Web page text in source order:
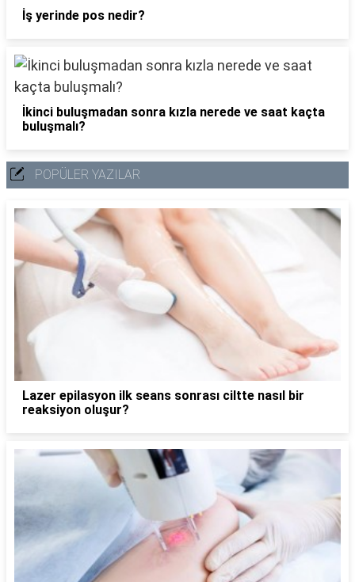
İş yerinde pos nedir?
İkinci buluşmadan sonra kızla nerede ve saat kaçta
buluşmalı?
POPÜLER YAZILAR
Lazer epilasyon ilk seans sonrası ciltte nasıl bir
reaksiyon oluşur?